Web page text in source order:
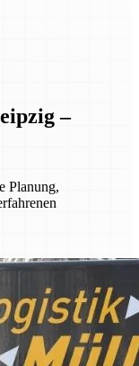
–
Planung,